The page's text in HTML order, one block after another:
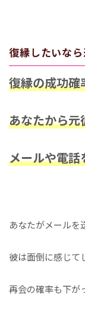
復縁したいな
復縁の成功確
あなたから元
メールや電話
あなたがメールを
彼は面倒に感じて
再会の確率も下が